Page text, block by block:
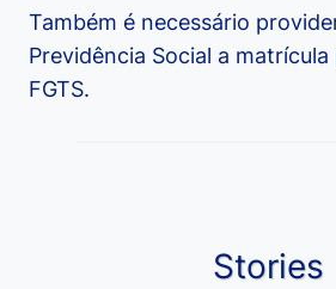
Também é necessário
Previdência Social a
FGTS.
Stories